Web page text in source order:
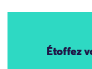
Étoffez